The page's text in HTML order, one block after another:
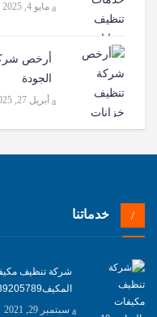
مايو 4, 2025
أرخص
الجودة
أبريل 27, 2025
خدماتنا
المكيف0539205789 تنظيف الوحدات الداخلية والخارجية
سبتمبر 29, 2021